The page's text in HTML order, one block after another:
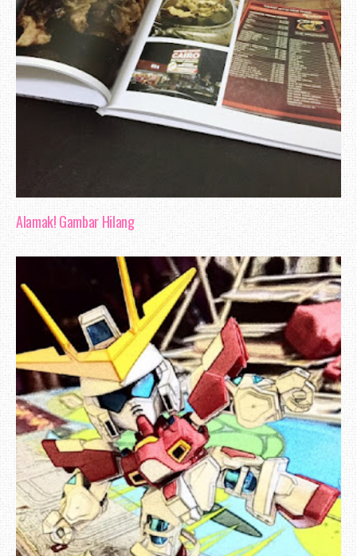
Alamak! Gambar Hilang